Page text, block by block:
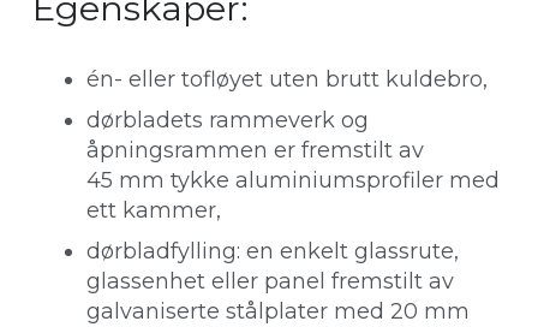
én- eller tofløyet uten brutt kuldebro,
dørbladets rammeverk og
åpningsrammen er fremstilt av
45 mm tykke aluminiumsprofiler med
ett kammer,
dørbladfylling: en enkelt glassrute,
glassenhet eller panel fremstilt av
galvaniserte stålplater med 20 mm